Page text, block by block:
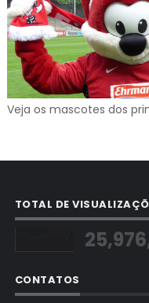
Veja os mascotes dos
TOTAL DE
CONTATOS